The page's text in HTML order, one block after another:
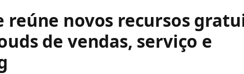
reúne novos recursos
de vendas, serviço e